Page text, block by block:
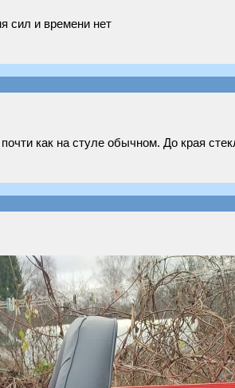
сил и времени нет
как на стуле обычном. До края